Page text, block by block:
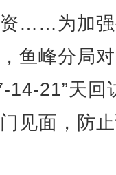
资……为加
鱼峰分局
14-21”天回
见面，防